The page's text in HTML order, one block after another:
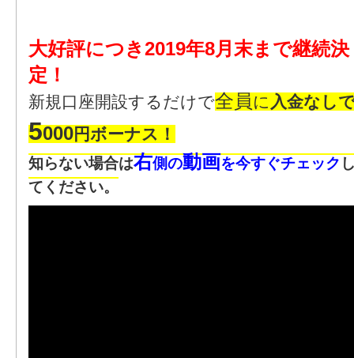
大好評につき2019年8月末まで継続決
定！
新規口座開設するだけで全員 に 入金なし
5000円ボーナス！
知らない場合は右側の動画を今すぐチェック
てください。